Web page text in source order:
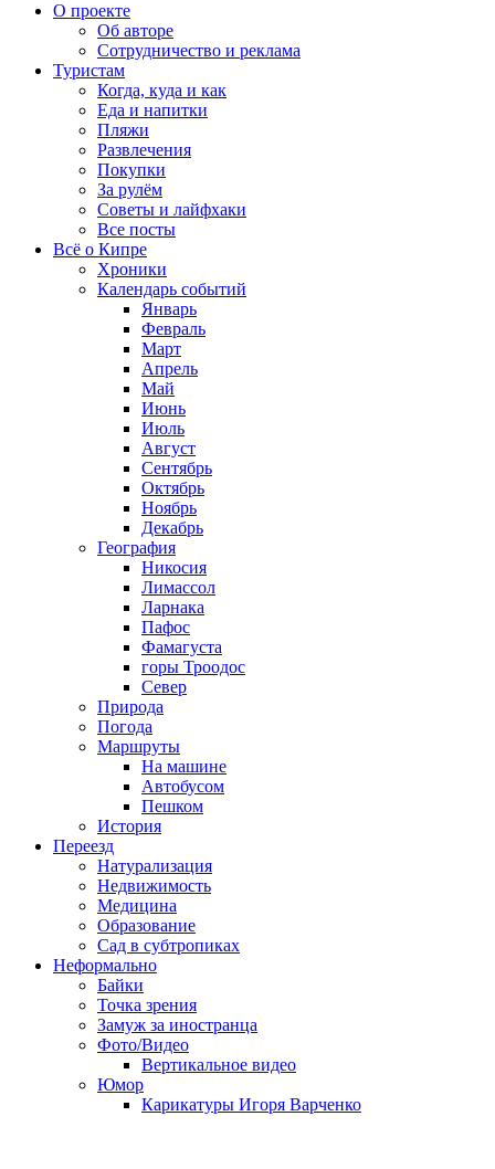
О проекте
Об авторе
Сотрудничество и реклама
Туристам
Когда, куда и как
Еда и напитки
Пляжи
Развлечения
Покупки
За рулём
Советы и лайфхаки
Все посты
Всё о Кипре
Хроники
Календарь событий
Январь
Февраль
Март
Апрель
Май
Июнь
Июль
Август
Сентябрь
Октябрь
Ноябрь
Декабрь
География
Никосия
Лимассол
Ларнака
Пафос
Фамагуста
горы Троодос
Север
Природа
Погода
Маршруты
На машине
Автобусом
Пешком
История
Переезд
Натурализация
Недвижимость
Медицина
Образование
Сад в субтропиках
Неформально
Байки
Точка зрения
Замуж за иностранца
Фото/Видео
Вертикальное видео
Юмор
Карикатуры Игоря Варченко